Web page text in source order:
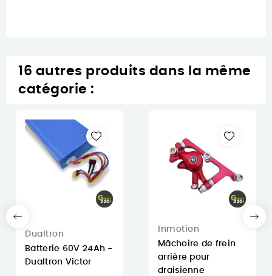
16 autres produits dans la même
catégorie :
Dualtron
Batterie 60V 24Ah -
Dualtron Victor
Inmotion
Mâchoire de frein
arrière pour
draisienne